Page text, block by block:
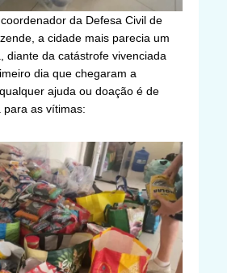
da Defesa Civil de
a cidade mais parecia um
diante da catástrofe vivenciada
dia que chegaram a
ajuda ou doação é de
para as vítimas: